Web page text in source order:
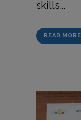
skills...
READ MORE